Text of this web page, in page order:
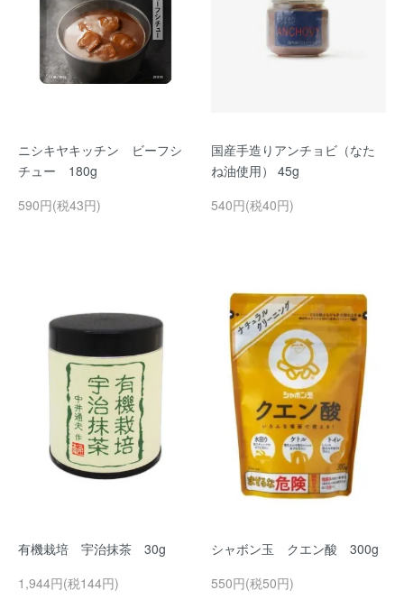
ニシキヤキッチン ビーフシ
チュー 180g
590円(税43円)
国産手造りアンチョビ（なた
ね油使用） 45g
540円(税40円)
有機栽培 宇治抹茶 30g
1,944円(税144円)
シャボン玉 クエン酸 300g
550円(税50円)